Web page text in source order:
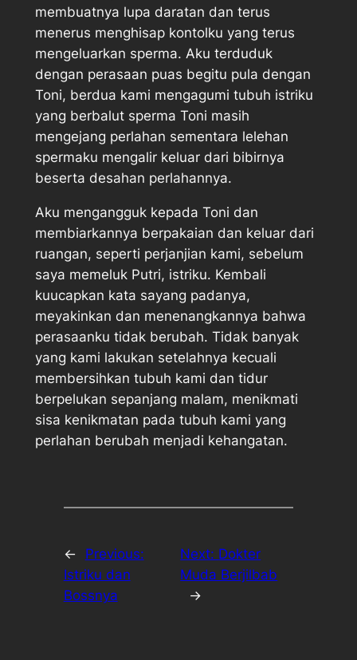
membuatnya lupa daratan dan terus
menerus menghisap kontolku yang terus
mengeluarkan sperma. Aku terduduk
dengan perasaan puas begitu pula dengan
Toni, berdua kami mengagumi tubuh istriku
yang berbalut sperma Toni masih
mengejang perlahan sementara lelehan
spermaku mengalir keluar dari bibirnya
beserta desahan perlahannya.
Aku mengangguk kepada Toni dan
membiarkannya berpakaian dan keluar dari
ruangan, seperti perjanjian kami, sebelum
saya memeluk Putri, istriku. Kembali
kuucapkan kata sayang padanya,
meyakinkan dan menenangkannya bahwa
perasaanku tidak berubah. Tidak banyak
yang kami lakukan setelahnya kecuali
membersihkan tubuh kami dan tidur
berpelukan sepanjang malam, menikmati
sisa kenikmatan pada tubuh kami yang
perlahan berubah menjadi kehangatan.
←
Previous:
Istriku dan
Bossnya
Next: Dokter
Muda Berjilbab
→